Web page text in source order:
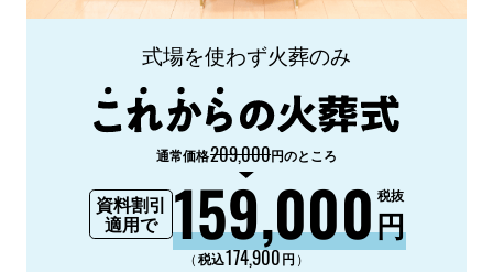
式場を使わず火葬のみ
通常価格209,000円のところ
資料割引
適用で
159,000円
税抜
（税込174,900円 ）